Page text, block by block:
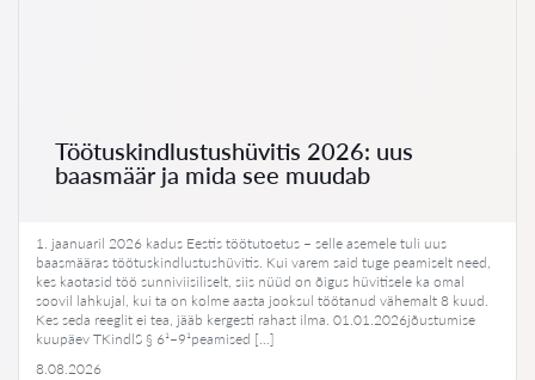
Töötuskindlustushüvitis 2026: uus
baasmäär ja mida see muudab
1. jaanuaril 2026 kadus Eestis töötutoetus – selle asemele tuli uus
baasmääras töötuskindlustushüvitis. Kui varem said tuge peamiselt need,
kes kaotasid töö sunniviisiliselt, siis nüüd on õigus hüvitisele ka omal
soovil lahkujal, kui ta on kolme aasta jooksul töötanud vähemalt 8 kuud.
Kes seda reeglit ei tea, jääb kergesti rahast ilma. 01.01.2026jõustumise
kuupäev TKindlS § 6¹–9¹peamised […]
8.08.2026